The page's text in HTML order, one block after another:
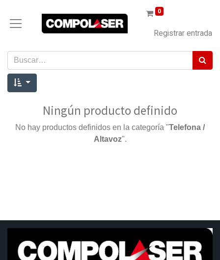
0
Registrar entrada
Ningún producto definido
No hay productos definidos en la categoría "Telefona /
Altavoz".